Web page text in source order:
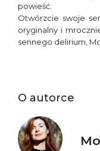
powieść.
Otwórzcie swoje
oryginalny i
sennego delirium,
O autorce